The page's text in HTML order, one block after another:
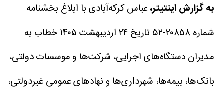
به گزارش اینتیتر،عباس کرکه‌آبادی با ابلاغ بخشنامه
شماره ۲۰۸۵۸-۵۲ تاریخ ۲۴ اردیبهشت ۱۴۰۵ خطاب به
مدیران دستگاه‌های اجرایی، شرکت‌ها و موسسات دولتی،
بانک‌ها، بیمه‌ها، شهرداری‌ها و نهادهای عمومی غیردولتی،